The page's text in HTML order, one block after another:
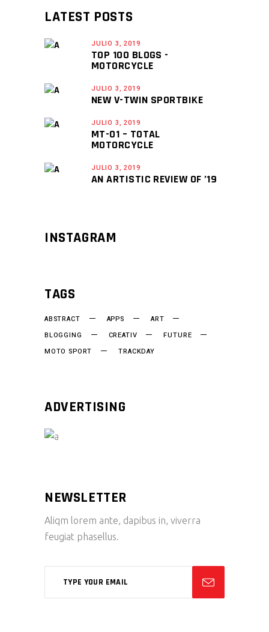
LATEST POSTS
JULIO 3, 2019
TOP 100 BLOGS -
MOTORCYCLE
JULIO 3, 2019
NEW V-TWIN SPORTBIKE
JULIO 3, 2019
MT-01 – TOTAL
MOTORCYCLE
JULIO 3, 2019
AN ARTISTIC REVIEW OF ’19
INSTAGRAM
TAGS
ABSTRACT APPS
ART
BLOGGING
CREATIV
FUTURE
MOTO SPORT
TRACKDAY
ADVERTISING
NEWSLETTER
Aliqm lorem ante, dapibus in, viverra
feugiat phasellus.